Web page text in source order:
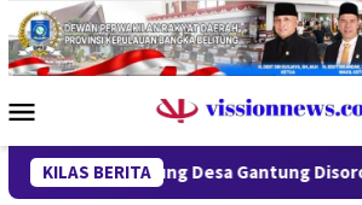
Loncat
ke
konten
Mobile
KILAS BERITA
Desa Gantung Disorot